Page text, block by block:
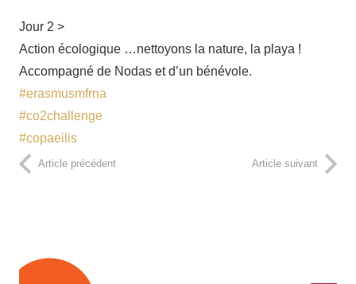
Jour 2 >
Action écologique …nettoyons la nature, la playa !
Accompagné de Nodas et d’un bénévole.
#erasmusmfrna
#co2challenge
#copaeilis
Article précédent Article suivant